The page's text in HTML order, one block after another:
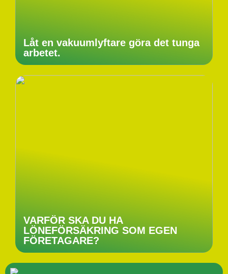
Låt en vakuumlyftare göra det tunga
arbetet.
VARFÖR SKA DU HA
LÖNEFÖRSÄKRING SOM EGEN
FÖRETAGARE?